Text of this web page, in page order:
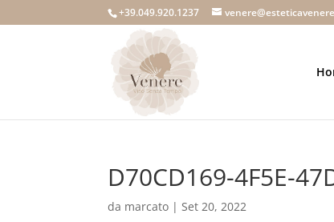
+39.049.920.1237
D70CD169-4F5E-
da marcato |Set 20, 2022